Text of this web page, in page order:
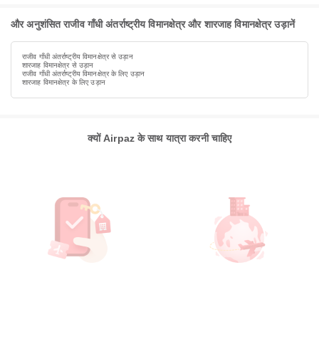
और अनुशंसित राजीव गाँधी अंतर्राष्ट्रीय विमानक्षेत्र और शारजाह विमानक्षेत्र उड़ानें
राजीव गाँधी अंतर्राष्ट्रीय विमानक्षेत्र से उड़ान
शारजाह विमानक्षेत्र से उड़ान
राजीव गाँधी अंतर्राष्ट्रीय विमानक्षेत्र के लिए उड़ान
शारजाह विमानक्षेत्र के लिए उड़ान
क्यों Airpaz के साथ यात्रा करनी चाहिए